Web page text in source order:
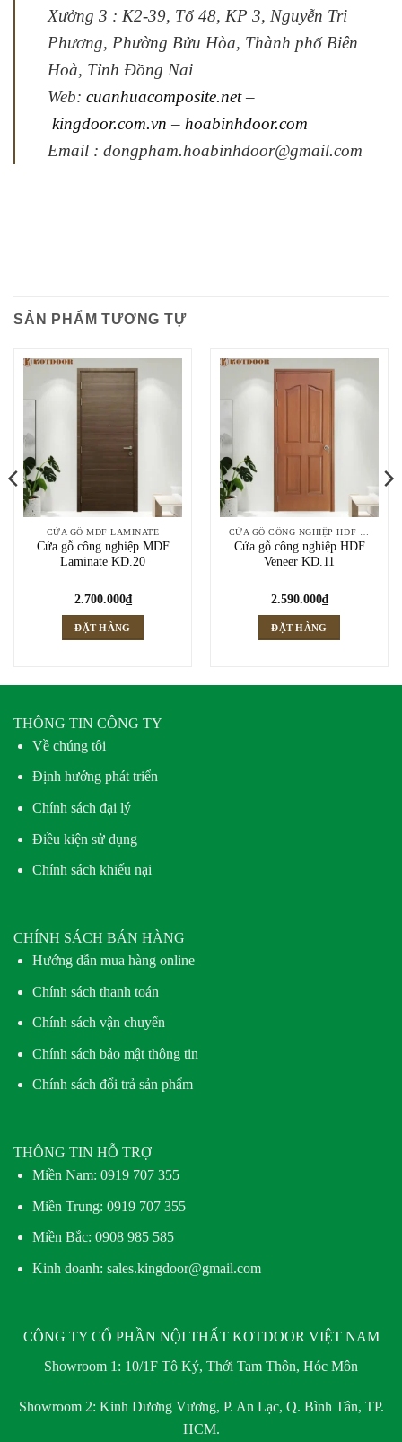
Xưởng 3 : K2-39, Tổ 48, KP 3, Nguyễn Tri
Phương, Phường Bửu Hòa, Thành phố Biên
Hoà, Tỉnh Đồng Nai
Web: cuanhuacomposite.net–
kingdoor.com.vn – hoabinhdoor.com
Email : dongpham.hoabinhdoor@gmail.com
SẢN PHẨM TƯƠNG TỰ
CỬA GỖ MDF LAMINATE
Cửa gỗ công nghiệp MDF
Laminate KD.20
2.700.000₫
ĐẶT HÀNG
Cửa gỗ công nghiệp HDF
Veneer KD.11
2.590.000₫
ĐẶT HÀNG
THÔNG TIN CÔNG TY
Về chúng tôi
Định hướng phát triển
Chính sách đại lý
Điều kiện sử dụng
Chính sách khiếu nại
CHÍNH SÁCH BÁN HÀNG
Hướng dẫn mua hàng online
Chính sách thanh toán
Chính sách vận chuyển
Chính sách bảo mật thông tin
Chính sách đổi trả sản phẩm
THÔNG TIN HỖ TRỢ
Miền Nam: 0919 707 355
Miền Trung: 0919 707 355
Miền Bắc: 0908 985 585
Kinh doanh: sales.kingdoor@gmail.com
CÔNG TY CỔ PHẦN NỘI THẤT KOTDOOR VIỆT NAM
Showroom 1: 10/1F Tô Ký, Thới Tam Thôn, Hóc Môn
Showroom 2: Kinh Dương Vương, P. An Lạc, Q. Bình Tân, TP.
HCM.